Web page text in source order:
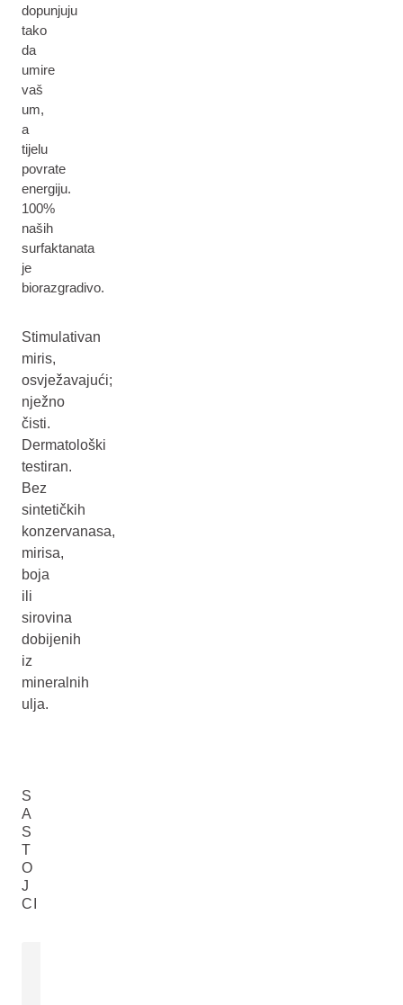
dopunjuju
tako
da
umire
vaš
um,
a
tijelu
povrate
energiju.
100%
naših
surfaktanata
je
biorazgradivo.
Stimulativan
miris,
osvježavajući;
nježno
čisti.
Dermatološki
testiran.
Bez
sintetičkih
konzervanasa,
mirisa,
boja
ili
sirovina
dobijenih
iz
mineralnih
ulja.
S
A
S
T
O
J
CI